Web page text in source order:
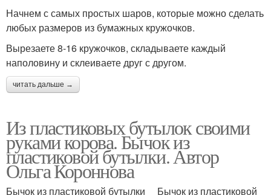
Начнем с самых простых шаров, которые можно сделать
любых размеров из бумажных кружочков.
Вырезаете 8-16 кружочков, складываете каждый
наполовину и склеиваете друг с другом.
читать дальше →
Из пластиковых бутылок своими
руками корова. Бычок из
пластиковой бутылки. Автор
Ольга Короннова
Бычок из пластиковой бутылки Бычок из пластиковой